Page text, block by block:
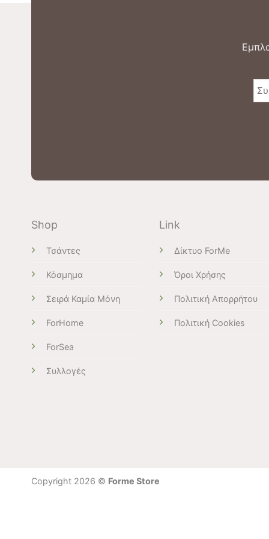
Shop
Τσάντες
Κόσμημα
Σειρά Καμία Μόνη
ForHome
ForSea
Συλλογές
Link
Δίκτυο ForMe
Όροι Χρήσης
Πολιτική Απορρήτου
Πολιτική Cookies
Copyright 2026 © Forme Store